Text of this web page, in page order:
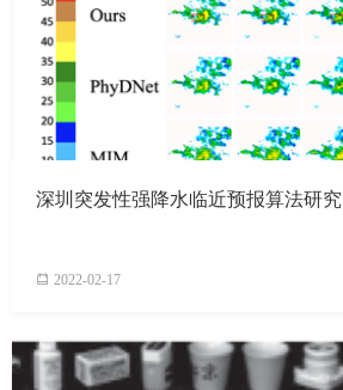
深圳突发性强降水临近预报算法研究
2022-02-17